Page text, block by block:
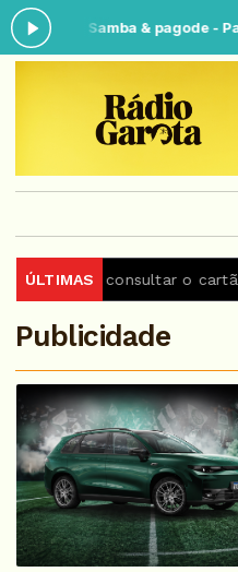
Samba & pagode - Parte 2
ÚLTIMAS
consultar o cartão de
Publicidade